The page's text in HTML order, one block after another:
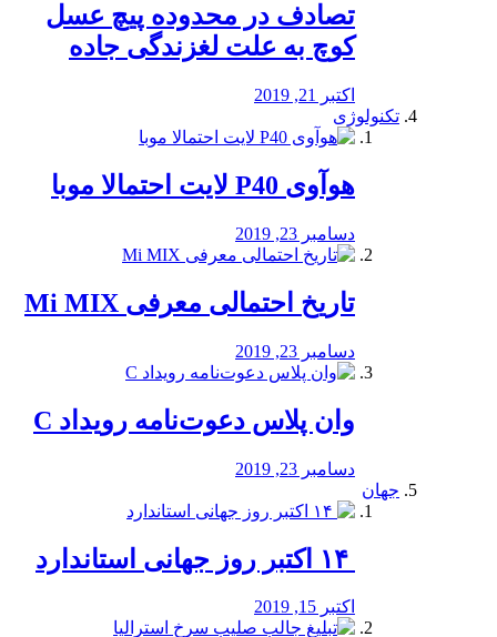
تصادف در محدوده پیچ عسل
کوچ به علت لغزندگی جاده
اکتبر 21, 2019
تکنولوژی
هوآوی P40 لایت احتمالا موبا
دسامبر 23, 2019
تاریخ احتمالی معرفی Mi MIX
دسامبر 23, 2019
وان پلاس دعوت‌نامه رویداد C
دسامبر 23, 2019
جهان
اکتبر 15, 2019